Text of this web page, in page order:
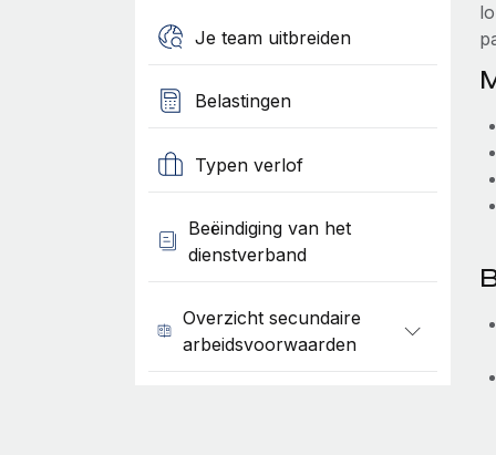
Je team uitbreiden
Belastingen
Typen verlof
Beëindiging van het
dienstverband
Overzicht secundaire
arbeidsvoorwaarden